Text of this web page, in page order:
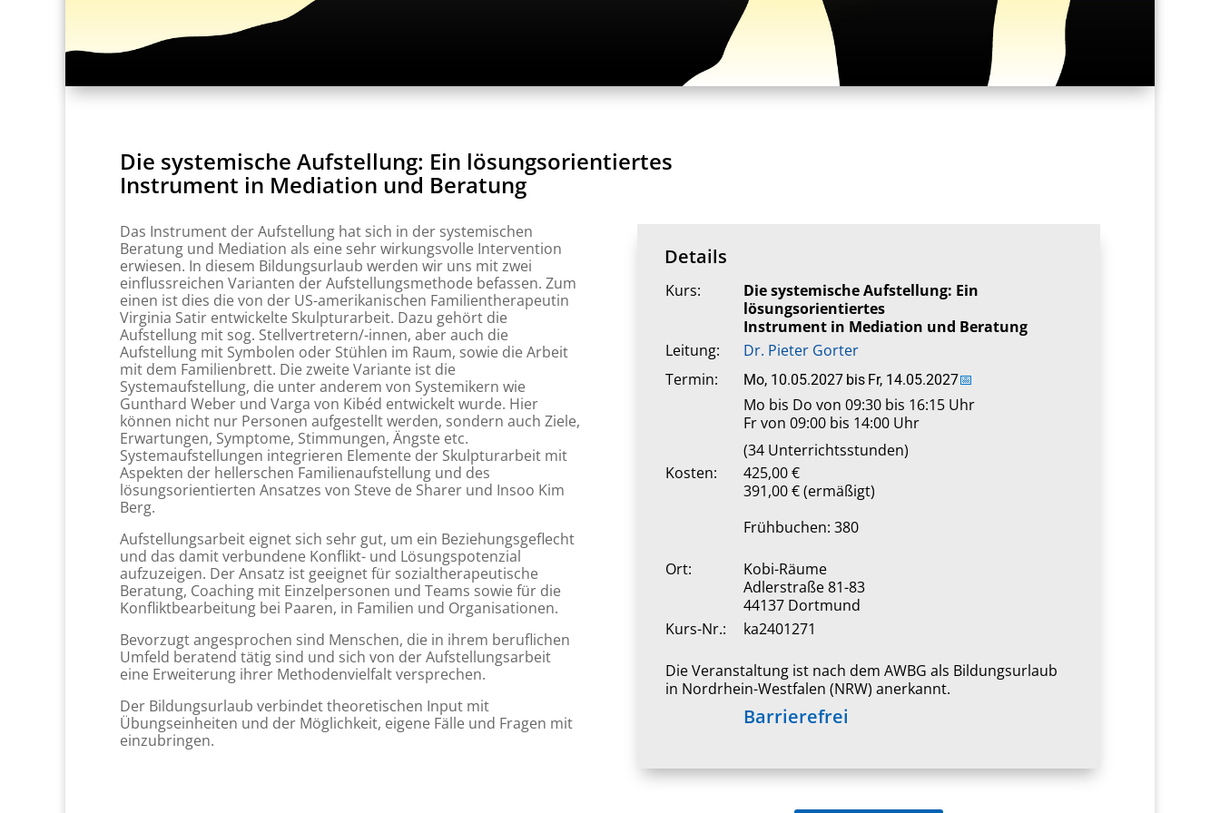
Die systemische Aufstellung: Ein lösungsorientiertes
Instrument in Mediation und Beratung
Das Instrument der Aufstellung hat sich in der systemischen
Beratung und Mediation als eine sehr wirkungsvolle Intervention
erwiesen. In diesem Bildungsurlaub werden wir uns mit zwei
einflussreichen Varianten der Aufstellungsmethode befassen. Zum
einen ist dies die von der US-amerikanischen Familientherapeutin
Virginia Satir entwickelte Skulpturarbeit. Dazu gehört die
Aufstellung mit sog. Stellvertretern/-innen, aber auch die
Aufstellung mit Symbolen oder Stühlen im Raum, sowie die Arbeit
mit dem Familienbrett. Die zweite Variante ist die
Systemaufstellung, die unter anderem von Systemikern wie
Gunthard Weber und Varga von Kibéd entwickelt wurde. Hier
können nicht nur Personen aufgestellt werden, sondern auch Ziele,
Erwartungen, Symptome, Stimmungen, Ängste etc.
Systemaufstellungen integrieren Elemente der Skulpturarbeit mit
Aspekten der hellerschen Familienaufstellung und des
lösungsorientierten Ansatzes von Steve de Sharer und Insoo Kim
Berg.
Aufstellungsarbeit eignet sich sehr gut, um ein Beziehungsgeflecht
und das damit verbundene Konflikt- und Lösungspotenzial
aufzuzeigen. Der Ansatz ist geeignet für sozialtherapeutische
Beratung, Coaching mit Einzelpersonen und Teams sowie für die
Konfliktbearbeitung bei Paaren, in Familien und Organisationen.
Bevorzugt angesprochen sind Menschen, die in ihrem beruflichen
Umfeld beratend tätig sind und sich von der Aufstellungsarbeit
eine Erweiterung ihrer Methodenvielfalt versprechen.
Der Bildungsurlaub verbindet theoretischen Input mit
Übungseinheiten und der Möglichkeit, eigene Fälle und Fragen mit
einzubringen.
Details
Kurs:
Die systemische Aufstellung: Ein
lösungsorientiertes
Instrument in Mediation und Beratung
Leitung:
Dr. Pieter Gorter
Termin:
Mo, 10.05.2027 bis Fr, 14.05.2027📅
Mo bis Do von 09:30 bis 16:15 Uhr
Fr von 09:00 bis 14:00 Uhr
(34 Unterrichtsstunden)
Kosten:
425,00 €
391,00 € (ermäßigt)
Frühbuchen: 380
Ort:
Kobi-Räume
Adlerstraße 81-83
44137 Dortmund
Kurs-Nr.:
ka2401271
Die Veranstaltung ist nach dem AWBG als Bildungsurlaub
in Nordrhein-Westfalen (NRW) anerkannt.
Barrierefrei